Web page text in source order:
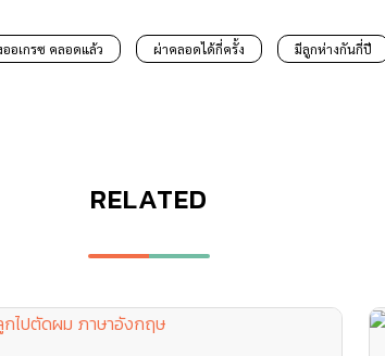
อเกรซ คลอดแล้ว ผ่าคลอดได้กี่ครั้ง มีลูกห่างกันกี่ปี
RELATED